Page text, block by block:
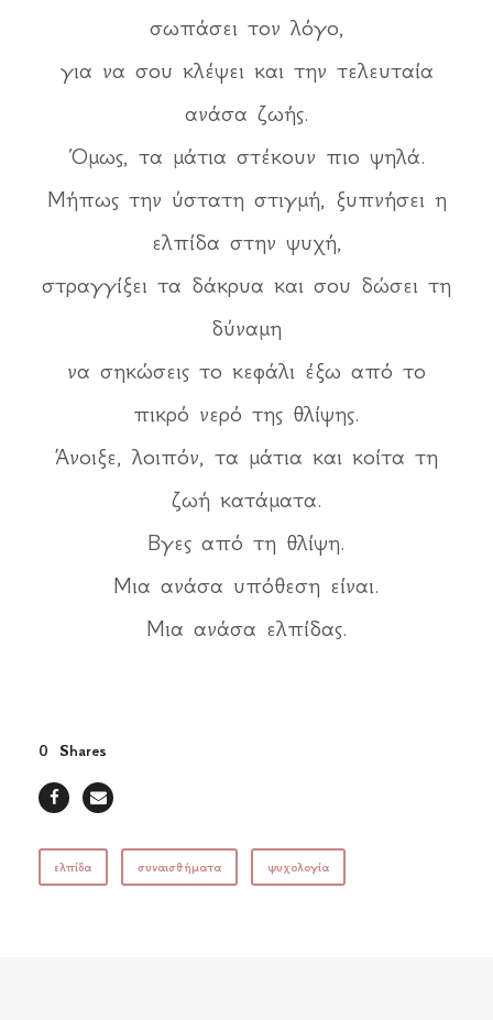
σωπάσει τον λόγο,
για να σου κλέψει και την τελευταία
ανάσα ζωής.
Όμως, τα μάτια στέκουν πιο ψηλά.
Μήπως την ύστατη στιγμή, ξυπνήσει η
ελπίδα στην ψυχή,
στραγγίξει τα δάκρυα και σου δώσει τη
δύναμη
να σηκώσεις το κεφάλι έξω από το
πικρό νερό της θλίψης.
Άνοιξε, λοιπόν, τα μάτια και κοίτα τη
ζωή κατάματα.
Βγες από τη θλίψη.
Μια ανάσα υπόθεση είναι.
Μια ανάσα ελπίδας.
0 Shares
ελπίδα συναισθήματα ψυχολογία